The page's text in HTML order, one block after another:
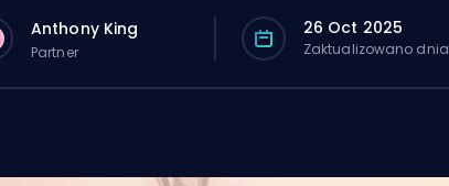
Anthony King
Partner
26 Oct 2025
Zaktualizowano dnia